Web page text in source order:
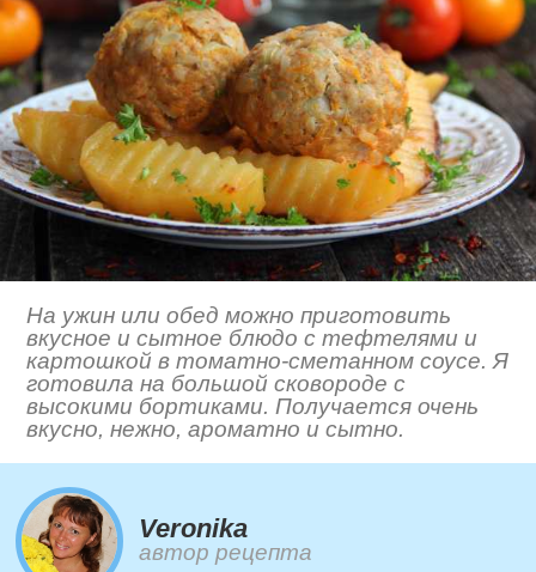
На ужин или обед можно приготовить
вкусное и сытное блюдо с тефтелями и
картошкой в томатно-сметанном соусе. Я
готовила на большой сковороде с
высокими бортиками. Получается очень
вкусно, нежно, ароматно и сытно.
Veronika
автор рецепта